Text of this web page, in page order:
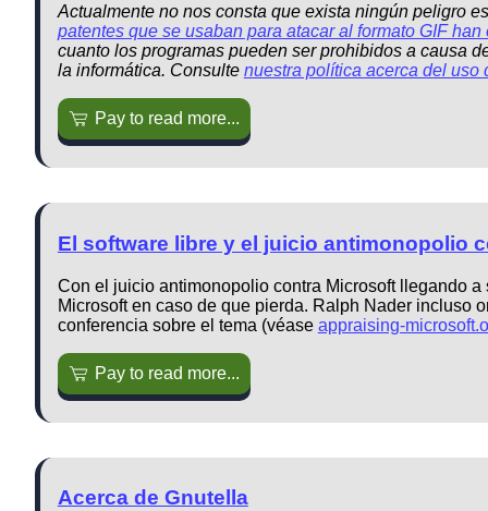
Actualmente no nos consta que exista ningún peligro
patentes que se usaban para atacar al formato GIF
cuanto los programas pueden ser prohibidos a causa
la informática. Consulte nuestra política acerca del
Pay to read more...
El software libre y el juicio antimonopolio
Con el juicio antimonopolio contra Microsoft llegando
Microsoft en caso de que pierda. Ralph Nader incluso
conferencia sobre el tema (véase appraising-
Pay to read more...
Acerca de Gnutella